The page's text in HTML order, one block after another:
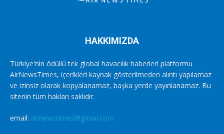
HAKKIMIZDA
Türkiye'nin ödüllü tek global havacılık haberleri platformu
AirNewsTimes, içerikleri kaynak gösterilmeden alıntı yapılamaz
ve izinsiz olarak kopyalanamaz, başka yerde yayınlanamaz. Bu
sitenin tüm hakları saklıdır.
email: airnewstimes@gmail.com